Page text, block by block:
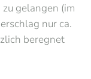
gelangen (im
nur ca.
beregnet